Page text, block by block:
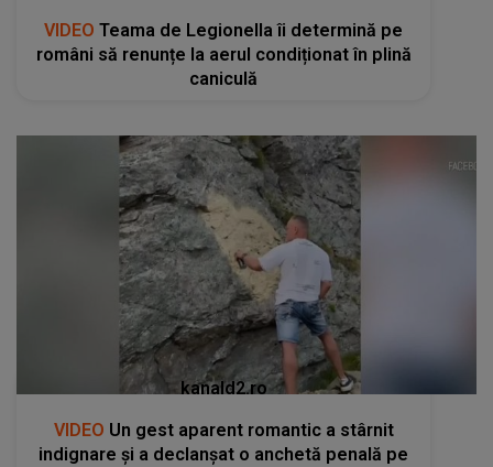
VIDEO Teama de Legionella îi determină pe
români să renunțe la aerul condiționat în plină
caniculă
kanald2.ro
VIDEO Un gest aparent romantic a stârnit
indignare și a declanșat o anchetă penală pe